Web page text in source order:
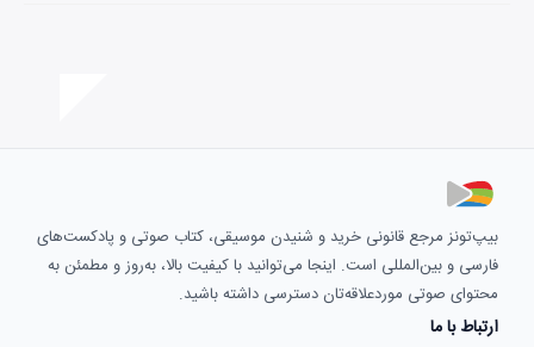
بیپ‌تونز مرجع قانونی خرید و شنیدن موسیقی، کتاب صوتی و پادکست‌های
فارسی و بین‌المللی است. اینجا می‌توانید با کیفیت بالا، به‌روز و مطمئن به
محتوای صوتی موردعلاقه‌تان دسترسی داشته باشید.
ارتباط با ما